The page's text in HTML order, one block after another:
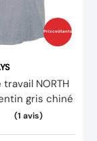
(2
Prix coûtants
NORTH
gris chiné